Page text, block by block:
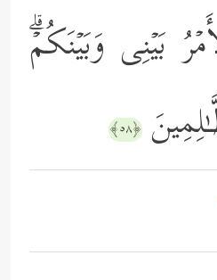
بَیۡنِی وَبَیۡنَكُمۡۗ
﴿٥٨﴾